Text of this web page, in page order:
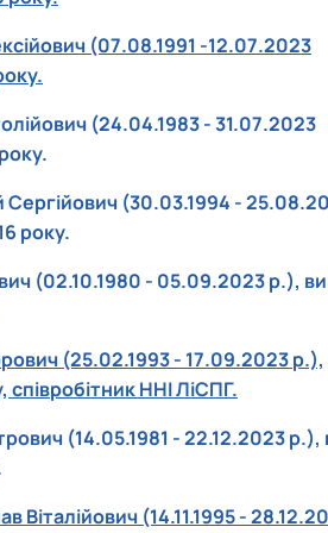
(07.08.1991 -12.07.2023
(24.04.1983 - 31.07.2023
(30.03.1994 -
року.
(02.10.1980 - 05.09.2023 р.), ви
(25.02.1993 - 17.09.2023 р.),
ННІ ЛіСПГ.
(14.05.1981 - 22.12.2023 р.),
Віталійович (14.11.1995 - 28.12.20